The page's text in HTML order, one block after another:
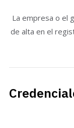
La empresa o el
de alta en el